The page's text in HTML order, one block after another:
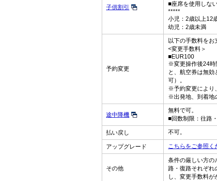
子供割引
■座席を使用しな
*****
小児：2歳以上12
幼児：2歳未満
予約変更
以下の手数料を
<変更手数料＞
■EUR100
※変更操作後24時
と、航空券は無
可）。
※予約変更により
※出発地、到着地
途中降機
無料で可。
■回数制限：往路
払い戻し 不可。
アップグレード こちらをご参照く
その他
条件の厳しい方の
路・復路それぞれ
し、変更手数料